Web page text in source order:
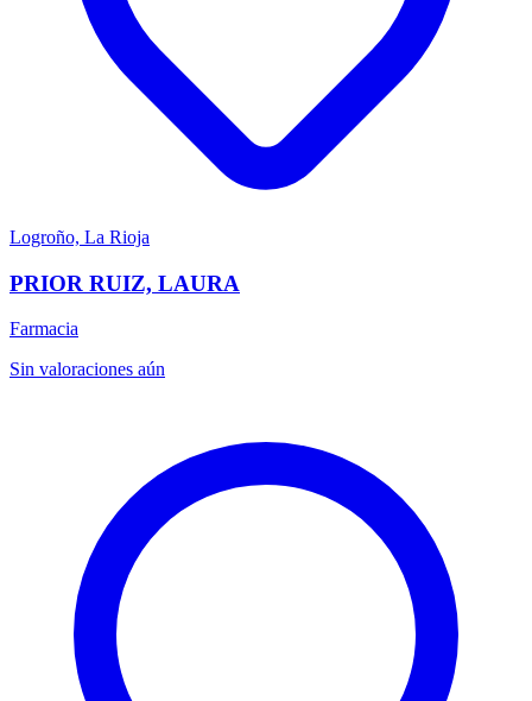
Logroño, La Rioja
PRIOR RUIZ, LAURA
Farmacia
Sin valoraciones aún